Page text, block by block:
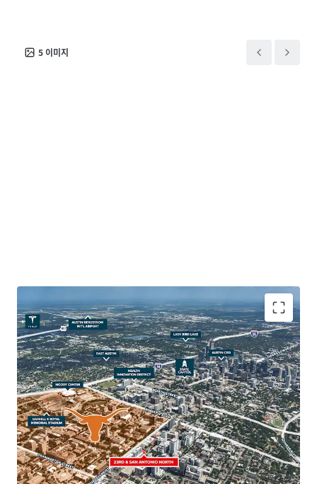
5이미지
The property’s strategic location, in close adjacency
to The University of Texas at Austin, the State Capitol,
the Health Innovation District and Downtown Austin
make it an ideal site for student housing, multifamily,
retail and hospitality uses. Austin’s real estate market
is one of the strongest in the nation, with The
University of Texas serving as a major economic driver
for the continued regional growth.